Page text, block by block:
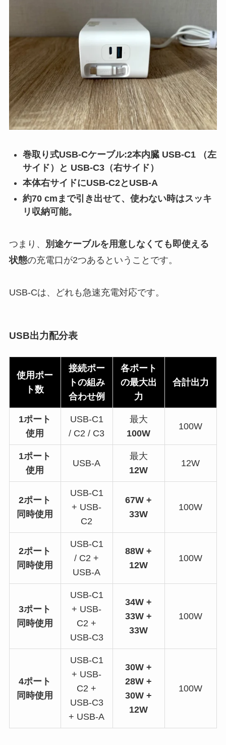
巻取り式USB-Cケーブル:2本内臓 USB-C1 （左
サイド）と USB-C3（右サイド）
本体右サイドにUSB-C2とUSB-A
約70 cmまで引き出せて、使わない時はスッキ
リ収納可能。
つまり、
別途ケーブルを用意しなくても即使える
状態の充電口が2つあるということです。
USB-Cは、どれも急速充電対応です。
USB出力配分表
使用ポー
ト数
接続ポー
トの組み
合わせ例
各ポート
の最大出
力
合計出力
1ポート
使用
USB-C1
/ C2 / C3
最大
100W
100W
1ポート
使用
USB-A
最大
12W
12W
2ポート
同時使用
USB-C1
+ USB-
C2
67W +
33W
100W
2ポート
同時使用
USB-C1
/ C2 +
USB-A
88W +
12W
100W
3ポート
同時使用
USB-C1
+ USB-
C2 +
USB-C3
34W +
33W +
33W
100W
4ポート
同時使用
USB-C1
+ USB-
C2 +
USB-C3
+ USB-A
30W +
28W +
30W +
12W
100W